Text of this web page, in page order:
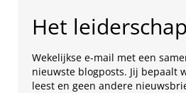
Het
Wekelijkse e-mail met een
nieuwste blogposts. Jij bepaalt
leest en geen andere